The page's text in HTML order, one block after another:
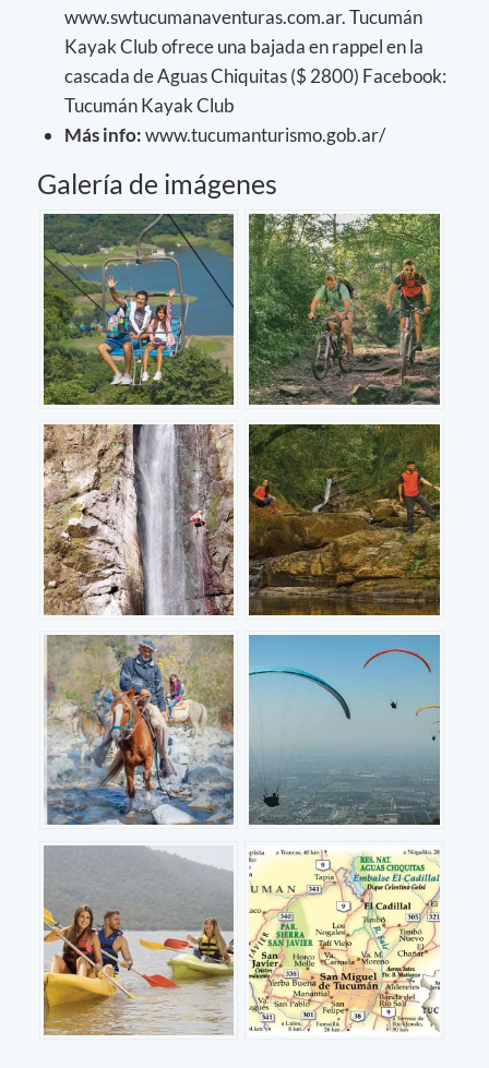
www.swtucumanaventuras.com.ar. Tucumán
Kayak Club ofrece una bajada en rappel en la
cascada de Aguas Chiquitas ($ 2800) Facebook:
Tucumán Kayak Club
Más info:www.tucumanturismo.gob.ar/
Galería de imágenes